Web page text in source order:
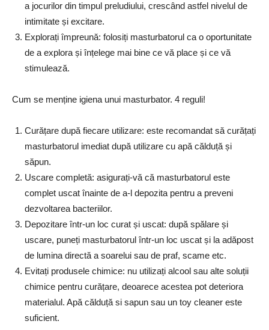
a jocurilor din timpul preludiului, crescând astfel nivelul de
intimitate și excitare.
Explorați împreună: folosiți masturbatorul ca o oportunitate
de a explora și înțelege mai bine ce vă place și ce vă
stimulează.
Cum se menține igiena unui masturbator. 4 reguli!
Curățare după fiecare utilizare: este recomandat să curățați
masturbatorul imediat după utilizare cu apă călduță și
săpun.
Uscare completă: asigurați-vă că masturbatorul este
complet uscat înainte de a-l depozita pentru a preveni
dezvoltarea bacteriilor.
Depozitare într-un loc curat și uscat: după spălare și
uscare, puneți masturbatorul într-un loc uscat și la adăpost
de lumina directă a soarelui sau de praf, scame etc.
Evitați produsele chimice: nu utilizați alcool sau alte soluții
chimice pentru curățare, deoarece acestea pot deteriora
materialul. Apă călduță si sapun sau un toy cleaner este
suficient.